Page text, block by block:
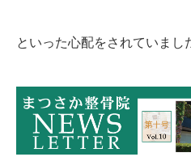
といった心配をされていまし